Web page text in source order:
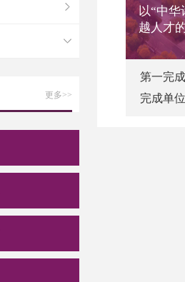
更多>>
以“中华
越人才
第一完
完成单